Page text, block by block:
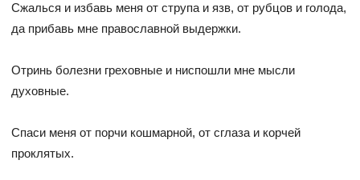
Сжалься и избавь меня от струпа и язв, от рубцов и голода,
да прибавь мне православной выдержки.
Отринь болезни греховные и ниспошли мне мысли
духовные.
Спаси меня от порчи кошмарной, от сглаза и корчей
проклятых.